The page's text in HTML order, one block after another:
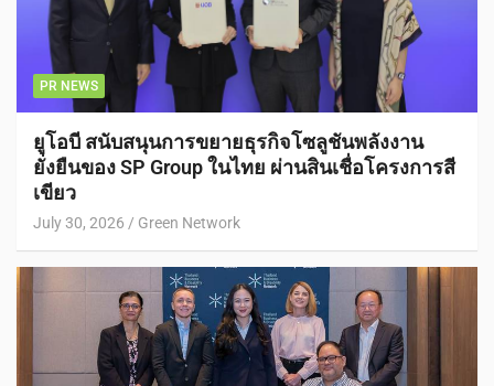
PR NEWS
ยูโอบี สนับสนุนการขยายธุรกิจโซลูชันพลังงาน
ยั่งยืนของ SP Group ในไทย ผ่านสินเชื่อโครงการสี
เขียว
July 30, 2026 Green Network